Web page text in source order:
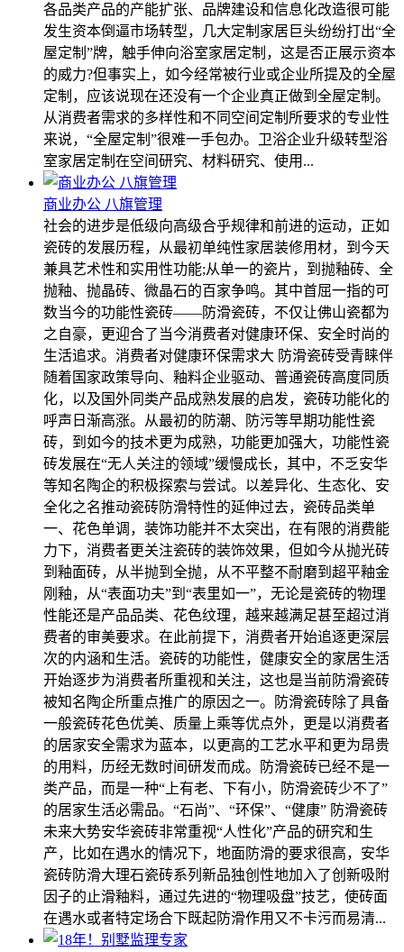
各品类产品的产能扩张、品牌建设和信息化改造很可能
发生资本倒逼市场转型，几大定制家居巨头纷纷打出“全
屋定制”牌，触手伸向浴室家居定制，这是否正展示资本
的威力?但事实上，如今经常被行业或企业所提及的全屋
定制，应该说现在还没有一个企业真正做到全屋定制。
从消费者需求的多样性和不同空间定制所要求的专业性
来说，“全屋定制”很难一手包办。卫浴企业升级转型浴
室家居定制在空间研究、材料研究、使用...
商业办公 八旗管理
社会的进步是低级向高级合乎规律和前进的运动，正如
瓷砖的发展历程，从最初单纯性家居装修用材，到今天
兼具艺术性和实用性功能;从单一的瓷片，到抛釉砖、全
抛釉、抛晶砖、微晶石的百家争鸣。其中首屈一指的可
数当今的功能性瓷砖——防滑瓷砖，不仅让佛山瓷都为
之自豪，更迎合了当今消费者对健康环保、安全时尚的
生活追求。消费者对健康环保需求大 防滑瓷砖受青睐伴
随着国家政策导向、釉料企业驱动、普通瓷砖高度同质
化，以及国外同类产品成熟发展的启发，瓷砖功能化的
呼声日渐高涨。从最初的防潮、防污等早期功能性瓷
砖，到如今的技术更为成熟，功能更加强大，功能性瓷
砖发展在“无人关注的领域”缓慢成长，其中，不乏安华
等知名陶企的积极探索与尝试。以差异化、生态化、安
全化之名推动瓷砖防滑特性的延伸过去，瓷砖品类单
一、花色单调，装饰功能并不太突出，在有限的消费能
力下，消费者更关注瓷砖的装饰效果，但如今从抛光砖
到釉面砖，从半抛到全抛，从不平整不耐磨到超平釉金
刚釉，从“表面功夫”到“表里如一”，无论是瓷砖的物理
性能还是产品品类、花色纹理，越来越满足甚至超过消
费者的审美要求。在此前提下，消费者开始追逐更深层
次的内涵和生活。瓷砖的功能性，健康安全的家居生活
开始逐步为消费者所重视和关注，这也是当前防滑瓷砖
被知名陶企所重点推广的原因之一。防滑瓷砖除了具备
一般瓷砖花色优美、质量上乘等优点外，更是以消费者
的居家安全需求为蓝本，以更高的工艺水平和更为昂贵
的用料，历经无数时间研发而成。防滑瓷砖已经不是一
类产品，而是一种“上有老、下有小，防滑瓷砖少不了”
的居家生活必需品。“石尚”、“环保”、“健康” 防滑瓷砖
未来大势安华瓷砖非常重视“人性化”产品的研究和生
产，比如在遇水的情况下，地面防滑的要求很高，安华
瓷砖防滑大理石瓷砖系列新品独创性地加入了创新吸附
因子的止滑釉料，通过先进的“物理吸盘”技艺，使砖面
在遇水或者特定场合下既起防滑作用又不卡污而易清...